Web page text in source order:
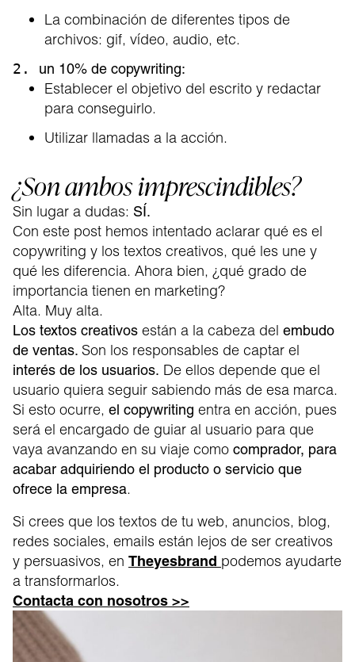
La combinación de diferentes tipos de
archivos: gif, vídeo, audio, etc.
2. un 10% de copywriting:
Establecer el objetivo del escrito y redactar
para conseguirlo.
Utilizar llamadas a la acción.
¿Son ambos imprescindibles?
Sin lugar a dudas: SÍ.
Con este post hemos intentado aclarar qué es el
copywriting y los textos creativos, qué les une y
qué les diferencia. Ahora bien, ¿qué grado de
importancia tienen en marketing?
Alta. Muy alta.
Los textos creativos están a la cabeza del embudo
de ventas. Son los responsables de captar el
interés de los usuarios. De ellos depende que el
usuario quiera seguir sabiendo más de esa marca.
Si esto ocurre, el copywriting entra en acción, pues
será el encargado de guiar al usuario para que
vaya avanzando en su viaje como comprador, para
acabar adquiriendo el producto o servicio que
ofrece la empresa.
Si crees que los textos de tu web, anuncios, blog,
redes sociales, emails están lejos de ser creativos
y persuasivos, en Theyesbrand podemos ayudarte
a transformarlos.
Contacta con nosotros >>